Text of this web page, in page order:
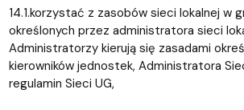
14.1.korzystać z zasobów sieci lokalnej w
określonych przez administratora sieci
Administratorzy kierują się zasadami
kierowników jednostek, Administratora
regulamin Sieci UG,